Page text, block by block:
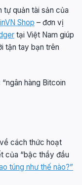
tự quản tài sản của
Shop – đơn vị
tại Việt Nam giúp
tận tay bạn trên
hàng Bitcoin
cách thức hoạt
của “bậc thầy đầu
túng như thế nào?”